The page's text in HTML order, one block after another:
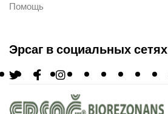
Помощь
Эрсаг в социальных сетях